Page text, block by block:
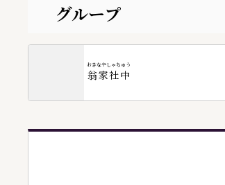
グループ
翁家社中
おきなやしゃちゅう